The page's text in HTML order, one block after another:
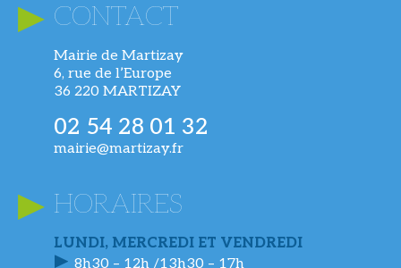
CONTACT
Mairie de Martizay
6, rue de l’Europe
36 220 MARTIZAY
02 54 28 01 32
mairie@martizay.fr
HORAIRES
LUNDI, MERCREDI ET VENDREDI
8h30 – 12h /13h30 – 17h